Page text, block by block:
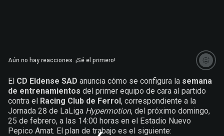
Aún no hay reacciones. ¡Sé el primero!
El CD Eldense SAD anuncia cómo se configura la semana
de entrenamientos del primer equipo de cara al partido
contra el Racing Club de Ferrol, correspondiente a la
Jornada 28 de LaLiga Hypermotion, del próximo domingo,
25 de febrero, a las 14:00 horas en el Estadio Nuevo
Pepico Amat. El plan de trabajo es el siguiente: